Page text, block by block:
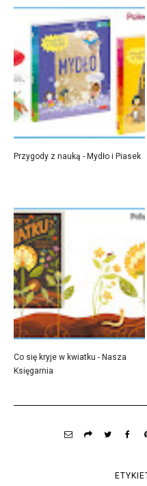
Przygody z nauką - Mydło i Piasek
Co się kryje w kwiatku - Nasza
Księgarnia